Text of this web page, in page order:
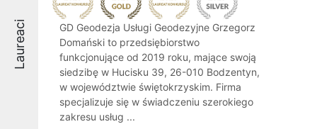
Laureaci
GD Geodezja Usługi Geodezyjne Grzegorz
Domański to przedsiębiorstwo
funkcjonujące od 2019 roku, mające swoją
siedzibę w Hucisku 39, 26-010 Bodzentyn,
w województwie świętokrzyskim. Firma
specjalizuje się w świadczeniu szerokiego
zakresu usług ...